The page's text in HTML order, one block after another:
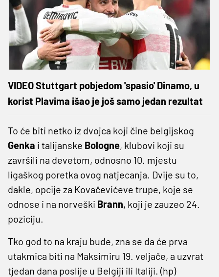
VIDEO Stuttgart pobjedom 'spasio' Dinamo, u
korist Plavima išao je još samo jedan rezultat
To će biti netko iz dvojca koji čine belgijskog
Genka i talijanske Bologne, klubovi koji su
završili na devetom, odnosno 10. mjestu
ligaškog poretka ovog natjecanja. Dvije su to,
dakle, opcije za Kovačevićeve trupe, koje se
odnose i na norveški Brann, koji je zauzeo 24.
poziciju.
Tko god to na kraju bude, zna se da će prva
utakmica biti na Maksimiru 19. veljače, a uzvrat
tjedan dana poslije u Belgiji ili Italiji. (hp)